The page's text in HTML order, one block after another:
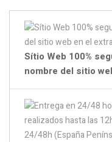
Sítio Web 100%
nombre del sitio